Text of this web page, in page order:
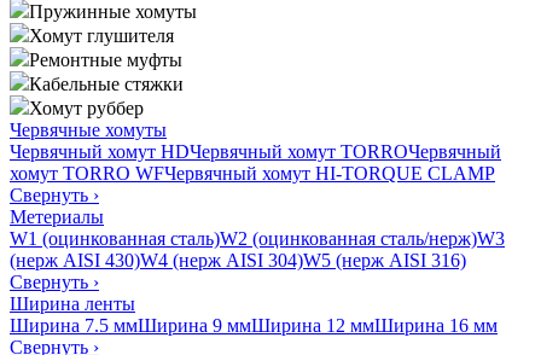
Пружинные хомуты
Хомут глушителя
Ремонтные муфты
Кабельные стяжки
Хомут руббер
Червячные хомуты
Червячный хомут HDЧервячный хомут TORROЧервячный
хомут TORRO WFЧервячный хомут HI-TORQUE CLAMP
Свернуть ›
Метериалы
W1 (оцинкованная сталь)W2 (оцинкованная сталь/нерж)W3
(нерж AISI 430)W4 (нерж AISI 304)W5 (нерж AISI 316)
Свернуть ›
Ширина ленты
Ширина 7.5 ммШирина 9 ммШирина 12 ммШирина 16 мм
Свернуть ›